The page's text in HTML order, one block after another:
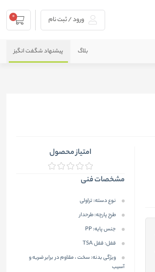
ورود / ثبت نام 0
بلاگ پیشنهاد شگفت انگیز
امتیاز محصول
مشخصات فنی
نوع دسته:تراولی
طرح پارچه:طرحدار
جنس پایه:PP
قفل:قفل TSA
ویژگی بدنه:سخت ، مقاوم در برابر ضربه و
آسیب